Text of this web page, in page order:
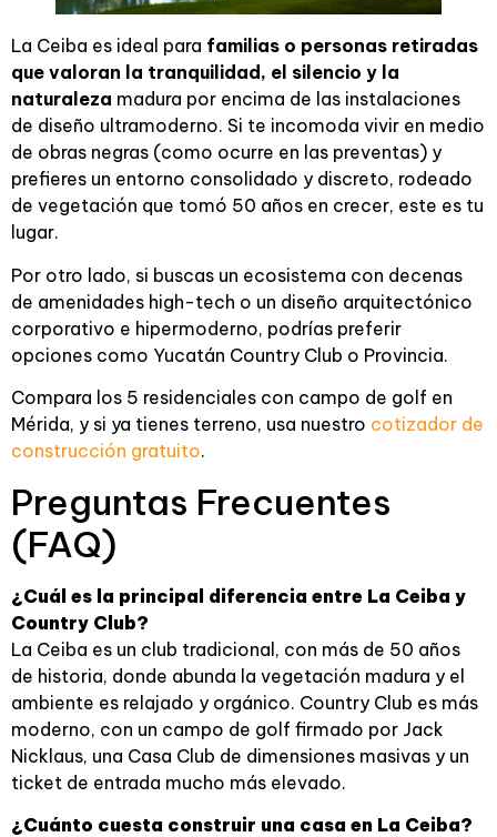
La Ceiba es ideal para familias o personas retiradas
que valoran la tranquilidad, el silencio y la
naturaleza madura por encima de las instalaciones
de diseño ultramoderno. Si te incomoda vivir en medio
de obras negras (como ocurre en las preventas) y
prefieres un entorno consolidado y discreto, rodeado
de vegetación que tomó 50 años en crecer, este es tu
lugar.
Por otro lado, si buscas un ecosistema con decenas
de amenidades high-tech o un diseño arquitectónico
corporativo e hipermoderno, podrías preferir
opciones como Yucatán Country Club o Provincia.
Compara los 5 residenciales con campo de golf en
Mérida, y si ya tienes terreno, usa nuestro cotizador de
construcción gratuito.
Preguntas Frecuentes
(FAQ)
¿Cuál es la principal diferencia entre La Ceiba y
Country Club?
La Ceiba es un club tradicional, con más de 50 años
de historia, donde abunda la vegetación madura y el
ambiente es relajado y orgánico. Country Club es más
moderno, con un campo de golf firmado por Jack
Nicklaus, una Casa Club de dimensiones masivas y un
ticket de entrada mucho más elevado.
¿Cuánto cuesta construir una casa en La Ceiba?